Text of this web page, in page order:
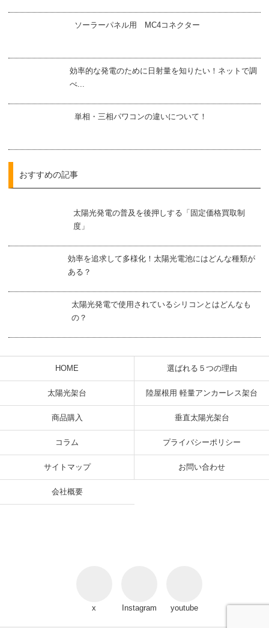
ソーラーパネル用 MC4コネクター
効率的な発電のために日射量を知りたい！ネットで調
べ...
単相・三相パワコンの違いについて！
おすすめの記事
太陽光発電の普及を後押しする「固定価格買取制
度」
効率を追求して多様化！太陽光電池にはどんな種類が
ある？
太陽光発電で使用されているシリコンとはどんなも
の？
HOME 選ばれる５つの理由
太陽光架台 陸屋根用 軽量アンカーレス架台
商品購入 垂直太陽光架台
コラム プライバシーポリシー
サイトマップ お問い合わせ
会社概要
x Instagram youtube